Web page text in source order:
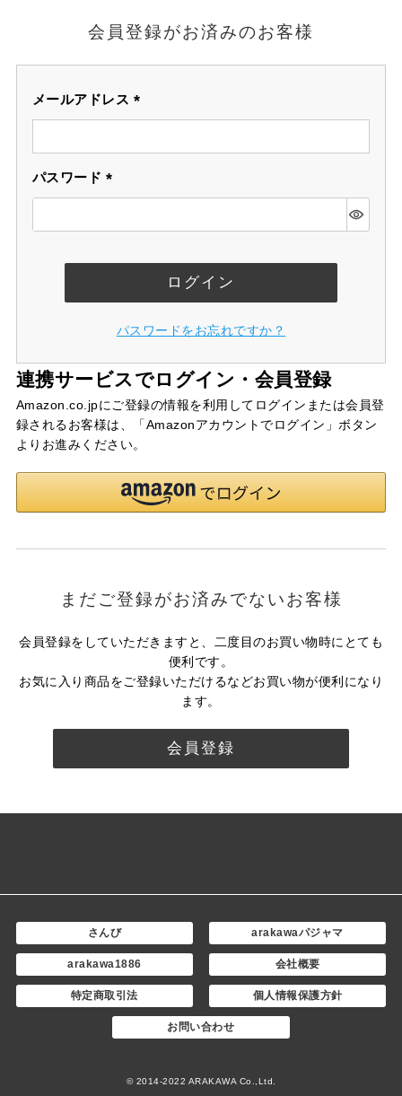
会員登録がお済みのお客様
メールアドレス
(必
パスワード
(必
ログイン
パスワードをお忘れですか？
連携サービスでログイン・会員登録
Amazon.co.jpにご登録の情報を利用してログインまたは会員登
録されるお客様は、「Amazonアカウントでログイン」ボタン
よりお進みください。
まだご登録がお済みでないお客様
会員登録をしていただきますと、二度目のお買い物時にとても
便利です。
お気に入り商品をご登録いただけるなどお買い物が便利になり
ます。
会員登録
さんび arakawaパジャマ
arakawa1886 会社概要
特定商取引法 個人情報保護方針
お問い合わせ
© 2014-2022 ARAKAWA Co.,Ltd.